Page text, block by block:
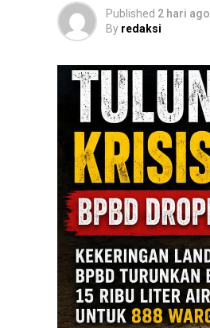
Published 2 hari ago
By redaksi